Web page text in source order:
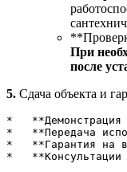
При
после
5. Сдача объекта и
*   **Демонстрация
*   **Передача
*   **Гарантия на
*   **Консультации